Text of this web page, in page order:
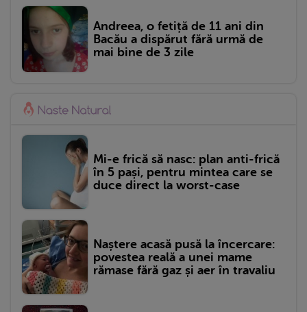
Andreea, o fetiță de 11 ani din
Bacău a dispărut fără urmă de
mai bine de 3 zile
Mi-e frică să nasc: plan anti-frică
în 5 pași, pentru mintea care se
duce direct la worst-case
Naștere acasă pusă la încercare:
povestea reală a unei mame
rămase fără gaz și aer în travaliu